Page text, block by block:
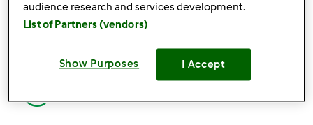
+1
ponto
Avaliar uma receita
Adicionar um amigo
ponto
audience research and services development.
List of Partners (vendors)
Show Purposes I Accept